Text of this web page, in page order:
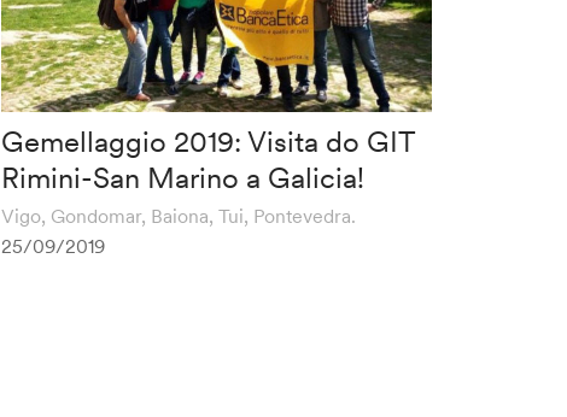
Gemellaggio 2019: Visita do GIT
Rimini-San Marino a Galicia!
Vigo, Gondomar, Baiona, Tui, Pontevedra.
25/09/2019